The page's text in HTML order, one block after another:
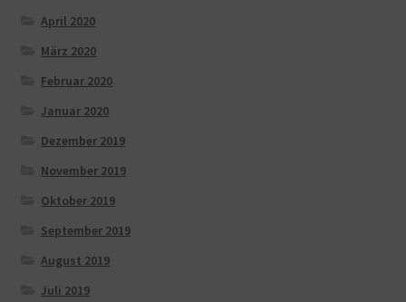
April 2020
März 2020
Februar 2020
Januar 2020
Dezember 2019
November 2019
Oktober 2019
September 2019
August 2019
Juli 2019